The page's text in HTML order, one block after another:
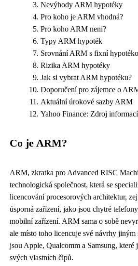
Nevýhody ARM hypotéky
Pro koho je ARM vhodná?
Pro koho ARM není?
Typy ARM hypoték
Srovnání ARM s fixní
Rizika ARM hypotéky
Jak si vybrat ARM hypotéku?
Doporučení pro zájemce o
Aktuální úrokové sazby ARM
Yahoo Finance: Zdroj
Co je ARM?
ARM, zkratka pro Advanced RISC
technologická společnost, která se
licencování procesorových architektur,
úsporná zařízení, jako jsou chytré
mobilní zařízení. ARM sama o sobě
ale místo toho licencuje své návrhy jiným
jsou Apple, Qualcomm a Samsung, které
svých vlastních čipů.